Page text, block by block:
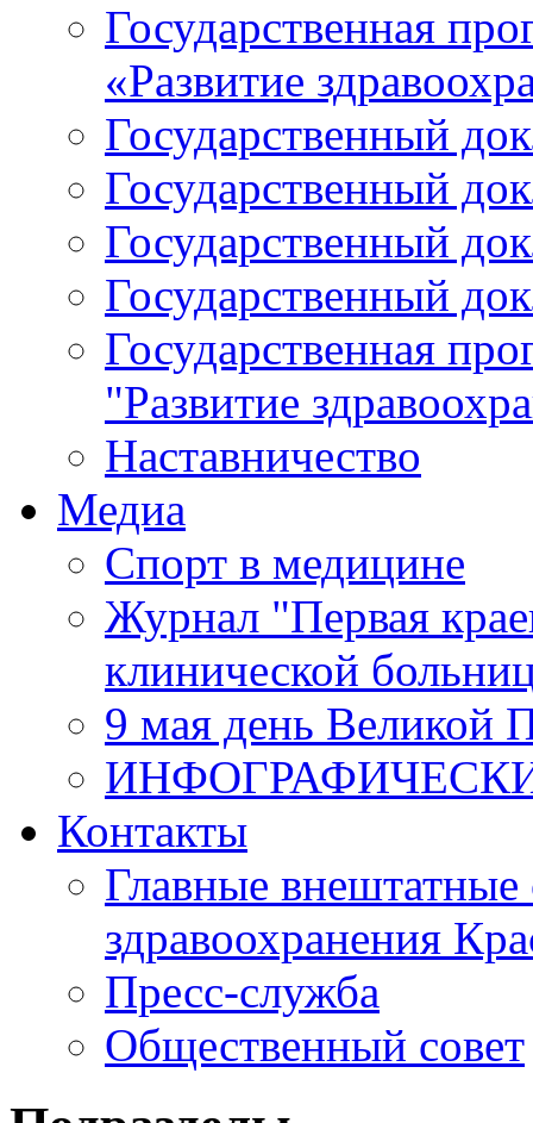
Государственная
«Развитие
Государственный
Государственный
Государственный
Государственный
Государственная
"Развитие
Наставничество
Медиа
Спорт в медицине
Журнал "Первая
клинической
9 мая день Великой
Контакты
Главные внештатные
здравоохранения
Пресс-служба
Общественный совет